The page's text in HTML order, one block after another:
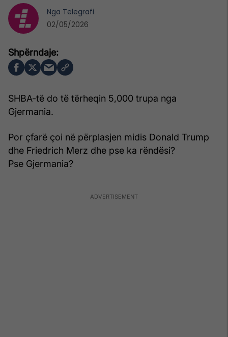
SHBA-të do të tërheqin 5,000 trupa nga
Gjermania.
Por çfarë çoi në përplasjen midis Donald Trump
dhe Friedrich Merz dhe pse ka rëndësi?
Pse Gjermania?
Nga Telegrafi
02/05/2026